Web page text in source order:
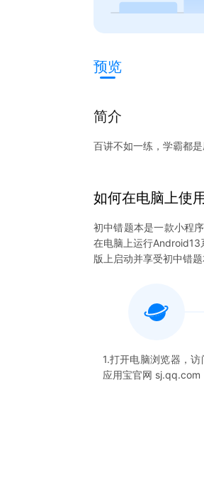
预览
简介
百讲不如一练，学霸都
如何在电脑上使
初中错题本是一款小程
在电脑上运行Android13
版上启动并享受初中错
1.打开电脑浏览器，访
应用宝官网 sj.qq.com